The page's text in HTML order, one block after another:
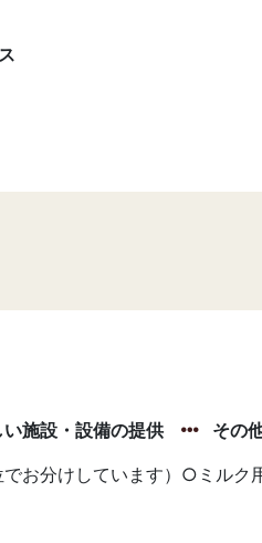
施設・設備の提供
その
お分けしています）○ミルク